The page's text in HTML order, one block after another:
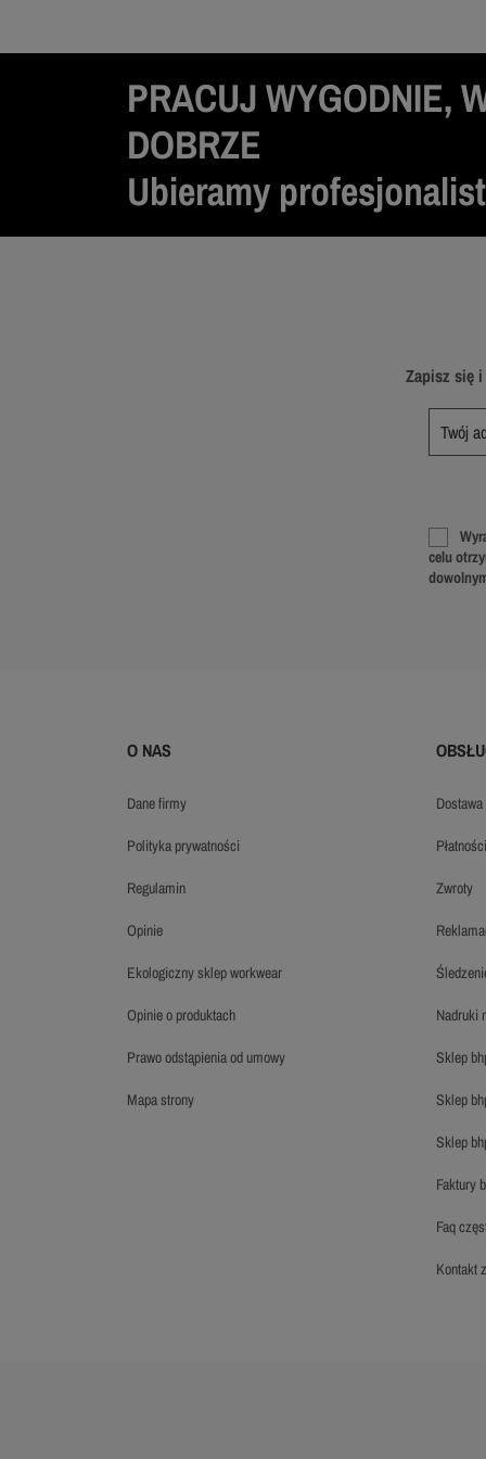
PRACUJ WYGODNIE,
DOBRZE
Ubieramy
Zapisz się
celu
O NAS
dane firmy
polityka prywatności
regulamin
opinie
ekologiczny sklep workwear
opinie o produktach
prawo odstąpienia od umowy
mapa strony
dostawa
płatności
zwroty
sklep
sklep
sklep
faktury
faq
kontakt